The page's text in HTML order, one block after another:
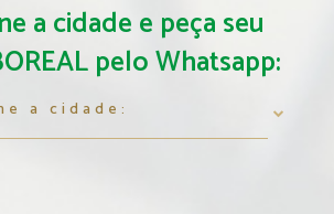
a cidade e peça seu
pelo Whatsapp: